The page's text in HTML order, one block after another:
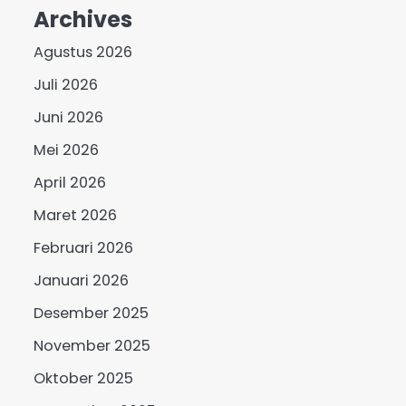
Archives
Agustus 2026
Juli 2026
Juni 2026
Mei 2026
April 2026
Maret 2026
Februari 2026
Januari 2026
Desember 2025
November 2025
Oktober 2025